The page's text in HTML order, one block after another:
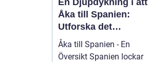
En Djupdykning i att
Åka till Spanien:
Utforska det
Mångfacetterade
Spanien
Åka till Spanien - En
Översikt Spanien lockar